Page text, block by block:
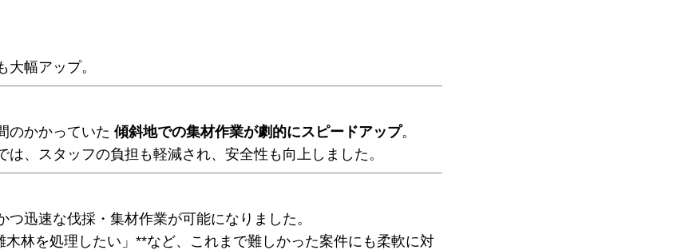
幅アップ。
のかかっていた傾斜地での集材作業が劇的にスピードアップ。
は、スタッフの負担も軽減され、安全性も向上しました。
迅速な伐採・集材作業が可能になりました。
林を処理したい」**など、これまで難しかった案件にも柔軟に対